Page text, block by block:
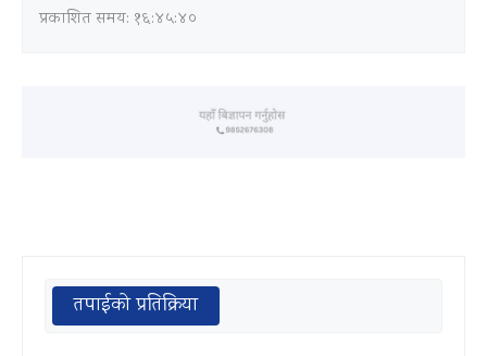
प्रकाशित समय: १६:४५:४०
तपाईको प्रतिक्रिया